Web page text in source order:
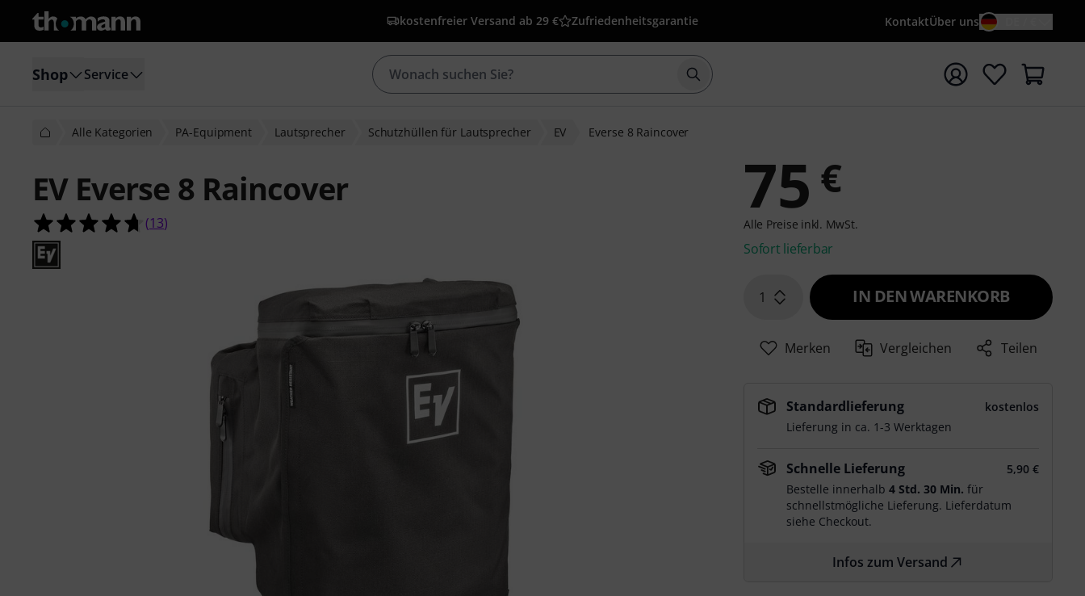
kostenfreier Versand ab 29 € Zufriedenheitsgarantie KontaktÜber uns
Shop Service Suche mit Suchwort {searchTerm} starten
Alle Kategorien PA-Equipment Lautsprecher Schutzhüllen für Lautsprecher EV Everse 8 Raincover
EV Everse 8 Raincover
4.7 von 5 Sternen aus 13 Kundenbewertungen
(13) 75 €
Alle Preise inkl. MwSt.
Sofort lieferbar
1 IN DEN WARENKORB
Merken Vergleichen Teilen
Standardlieferung
kostenlos
Lieferung in ca. 1-3 Werktagen
Schnelle Lieferung
5,90 €
Bestelle innerhalb4 Std. 30 Min. für
schnellstmögliche Lieferung. Lieferdatum
siehe Checkout.
Infos zum Versand